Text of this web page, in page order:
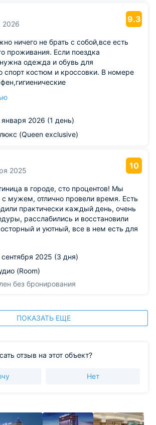
2026
9.3
ничего не брать с собой,все есть
проживания. Если поездка
одежда и обувь для
спорт костюм и кроссовки. В номере
в
полотенца Завтрак-шведский
льется рекой. Рекомендуем этот
2026 (1 день)
(Queen exclusive)
2025
10
в городе, сто процентов! Мы
с мужем, отлично провели время. Есть
практически каждый день, очень
расслабились и восстановили
и уютный, все в нем есть для
сентября 2025 (3 дня)
(Room)
без бронирования
ПОКАЗАТЬ ЕЩЕ
отзыв на этот объект?
Нет